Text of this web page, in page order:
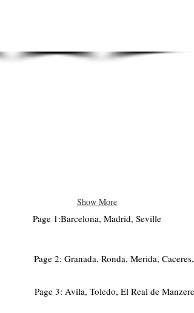
Show More
Page 1:Barcelona, Madrid, Seville
Page 2: Granada, Ronda, Merida, Caceres,
Page 3: Avila, Toledo, El Real de